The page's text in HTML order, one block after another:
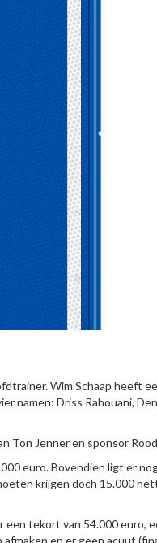
Wim Schaap heeft
namen: Driss Rahouani,
Ton Jenner en sponsor
euro. Bovendien ligt er
krijgen doch 15.000
tekort van 54.000 euro,
en er geen acuut